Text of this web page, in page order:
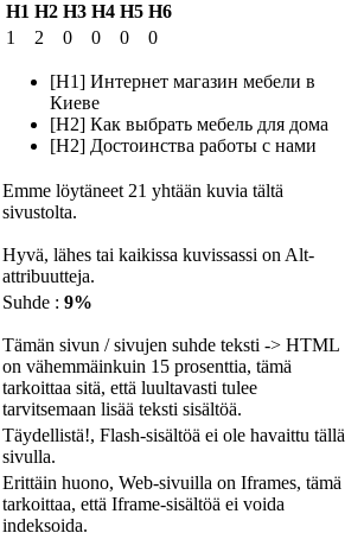
H1 H2 H3 H4 H5 H6
1
2 0 0 0 0
[H1] Интернет магазин мебели в
Киеве
[H2] Как выбрать мебель для дома
[H2] Достоинства работы с нами
Emme löytäneet 21 yhtään kuvia tältä
sivustolta.
Hyvä, lähes tai kaikissa kuvissassi on Alt-
attribuutteja.
Suhde : 9%
Tämän sivun / sivujen suhde teksti -> HTML
on vähemmäinkuin 15 prosenttia, tämä
tarkoittaa sitä, että luultavasti tulee
tarvitsemaan lisää teksti sisältöä.
Täydellistä!, Flash-sisältöä ei ole havaittu tällä
sivulla.
Erittäin huono, Web-sivuilla on Iframes, tämä
tarkoittaa, että Iframe-sisältöä ei voida
indeksoida.